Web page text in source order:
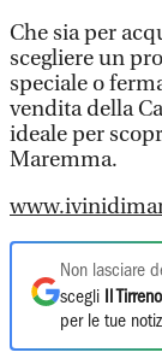
Che sia per
scegliere un
speciale o
vendita della
ideale per
Maremma.
Non lasciare
scegli
Il Tirreno
per le tue